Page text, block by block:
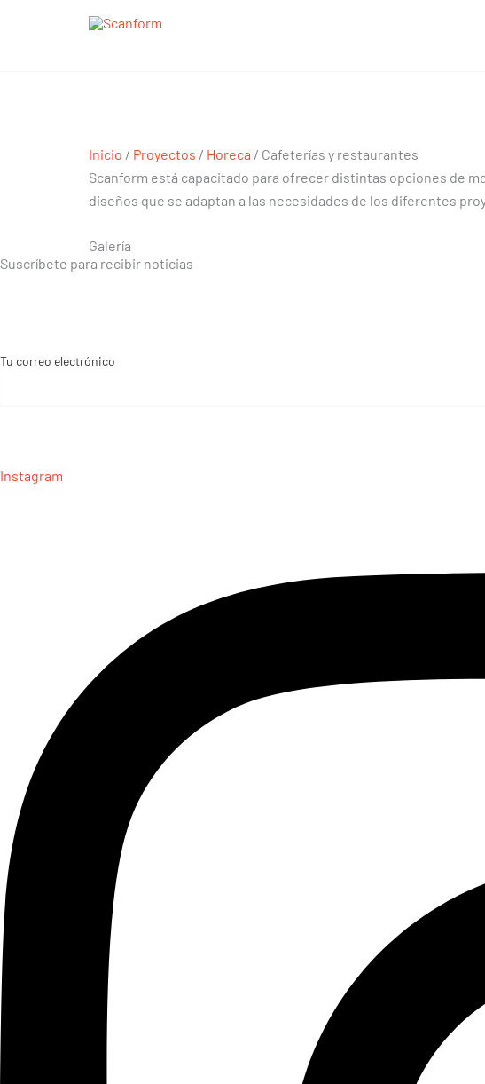
Inicio / Proyectos / Horeca / Cafeterías y restaurantes
Scanform está capacitado para ofrecer distintas opciones de
diseños que se adaptan a las necesidades de los diferentes
Galería
Suscríbete para recibir noticias
Tu correo electrónico
Instagram